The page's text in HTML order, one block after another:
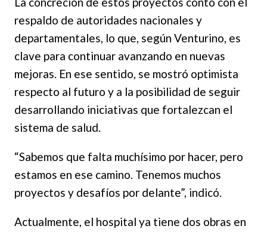
respaldo de autoridades nacionales y
departamentales, lo que, según Venturino, es
clave para continuar avanzando en nuevas
mejoras. En ese sentido, se mostró optimista
respecto al futuro y a la posibilidad de seguir
desarrollando iniciativas que fortalezcan el
sistema de salud.
“Sabemos que falta muchísimo por hacer, pero
estamos en ese camino. Tenemos muchos
proyectos y desafíos por delante”, indicó.
Actualmente, el hospital ya tiene dos obras en